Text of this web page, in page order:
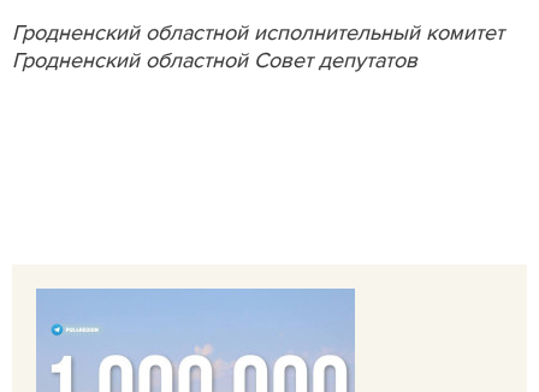
Гродненский областной исполнительный комитет
Гродненский областной Совет депутатов